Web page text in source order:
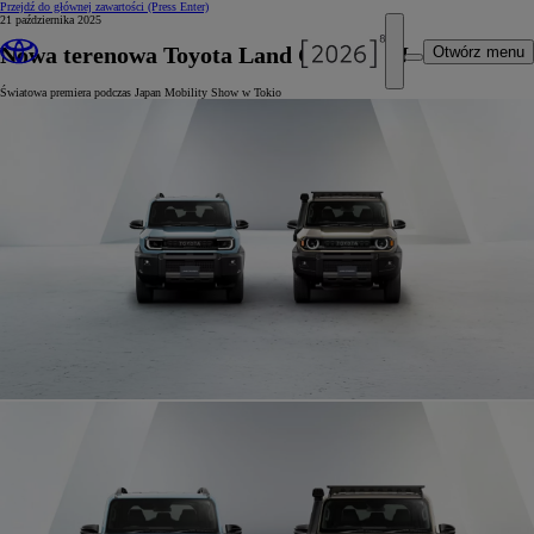
Przejdź do głównej zawartości (Press Enter)
Otwórz menu
21 października 2025
Nowa terenowa Toyota Land Cruiser FJ
Światowa premiera podczas Japan Mobility Show w Tokio